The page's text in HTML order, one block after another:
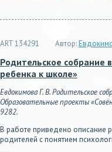
ART 134291 Автор:
Родительское собрание
ребенка к школе»
Евдокимова Г. В. Родительское
Образовательные проекты
9282.
В работе приведено описание
родителей с понятием